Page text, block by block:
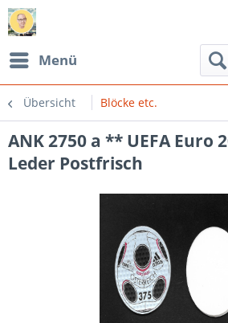
Menü
Übersicht Blöcke etc.
ANK 2750 a ** UEFA Euro
Leder Postfrisch